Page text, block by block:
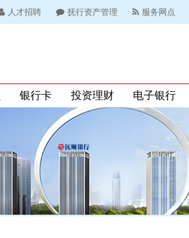
人才招聘 抚行资产管理 服务网点
银行卡 投资理财 电子银行